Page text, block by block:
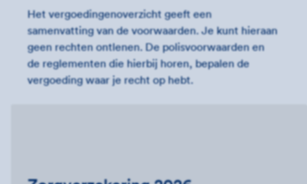
Het vergoedingenoverzicht geeft een
samenvatting van de voorwaarden. Je kunt hieraan
geen rechten ontlenen. De polisvoorwaarden en
de reglementen die hierbij horen, bepalen de
vergoeding waar je recht op hebt.